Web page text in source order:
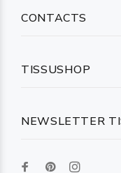
NEWSLETTER
CONTACTS
TISSUSHOP